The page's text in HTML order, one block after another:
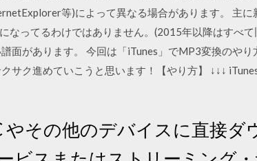
等)によって異なる場合があります。 主
なってるわけではありません。(2015年以降はすべ
面があります。 今回は「iTunes」でMP3変換のや
サク進めていこうと思います！【やり方】 ↓↓↓
やその他のデバイスに直接ダ